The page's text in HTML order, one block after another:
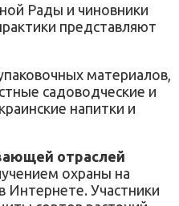
Рады и чиновники
представляют
материалов,
садоводческие и
напитки и
отраслей
охраны на
Интернете. Участники